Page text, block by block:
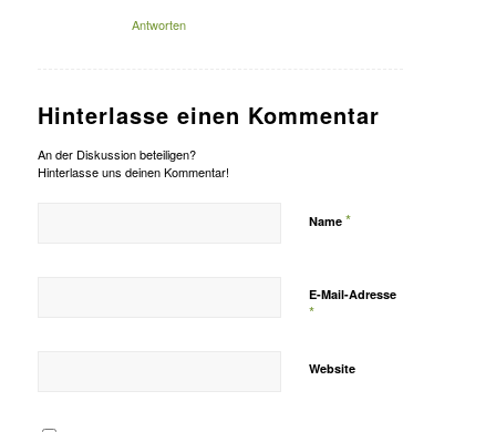
Antworten
Hinterlasse einen Kommentar
An der Diskussion beteiligen?
Hinterlasse uns deinen Kommentar!
Name *
E-Mail-Adresse
*
Website